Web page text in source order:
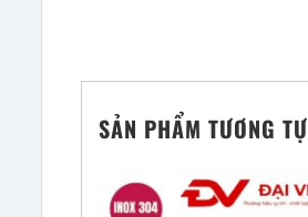
SẢN PHẨM TƯƠNG TỰ